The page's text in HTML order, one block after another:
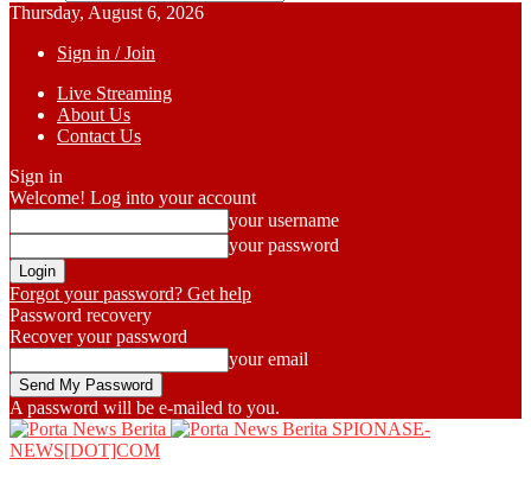
Thursday, August 6, 2026
Sign in / Join
Live Streaming
About Us
Contact Us
Sign in
Welcome! Log into your account
your username
your password
Forgot your password? Get help
Password recovery
Recover your password
your email
A password will be e-mailed to you.
SPIONASE-
NEWS[DOT]COM